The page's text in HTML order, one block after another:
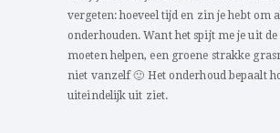
vergeten: hoeveel tijd en zin je hebt om
onderhouden. Want het spijt me je uit
moeten helpen, een groene strakke
niet vanzelf 🙂 Het onderhoud bepaalt
uiteindelijk uit ziet.